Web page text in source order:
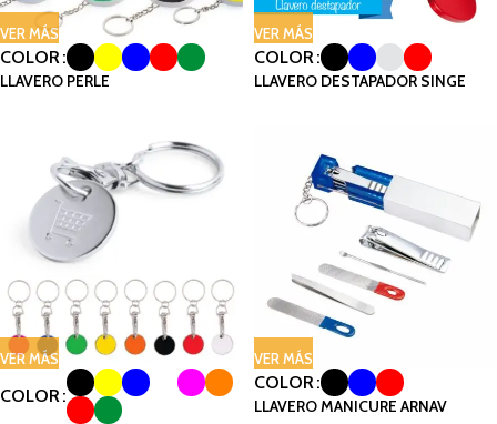
VER MÁS
COLOR
LLAVERO PERLE
VER MÁS
COLOR
LLAVERO DESTAPADOR SINGE
VER MÁS
COLOR
VER MÁS
COLOR
LLAVERO MANICURE ARNAV